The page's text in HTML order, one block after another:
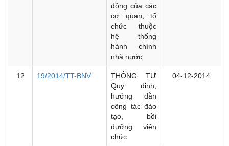
động của các
cơ quan, tổ
chức thuộc
hệ thống
hành chính
nhà nước
12 19/2014/TT-BNV
THÔNG TƯ
Quy định,
hướng dẫn
công tác đào
tạo, bồi
dưỡng viên
chức
04-12-2014